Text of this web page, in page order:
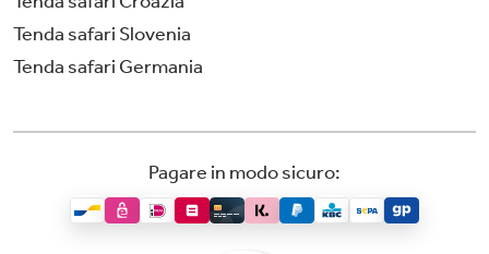
Tenda safari Slovenia
Tenda safari Germania
Pagare in modo sicuro: